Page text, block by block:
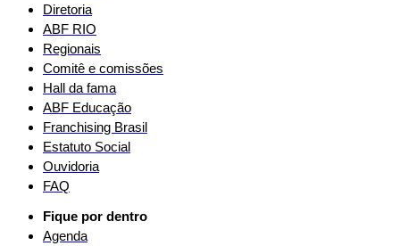
Diretoria
ABF RIO
Regionais
Comitê e comissões
Hall da fama
ABF Educação
Franchising Brasil
Estatuto Social
Ouvidoria
FAQ
Fique por dentro
Agenda